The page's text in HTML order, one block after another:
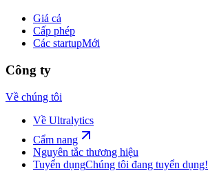
Giá cả
Cấp phép
Các startupMới
Công ty
Về chúng tôi
Về Ultralytics
Cẩm nang
Nguyên tắc thương hiệu
Tuyển dụngChúng tôi đang tuyển dụng!